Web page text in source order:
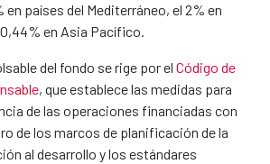
en países del Mediterráneo, el 2% en
en Asia Pacífico.
del fondo se rige por el Código de
, que establece las medidas para
de las operaciones financiadas con
de los marcos de planificación de la
al desarrollo y los estándares